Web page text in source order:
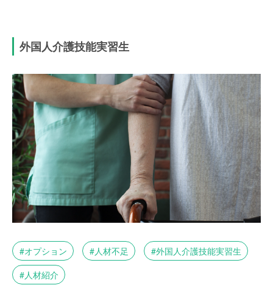
外国人介護技能実習生
オプション 人材不足
外国人介護技能実習生
人材紹介